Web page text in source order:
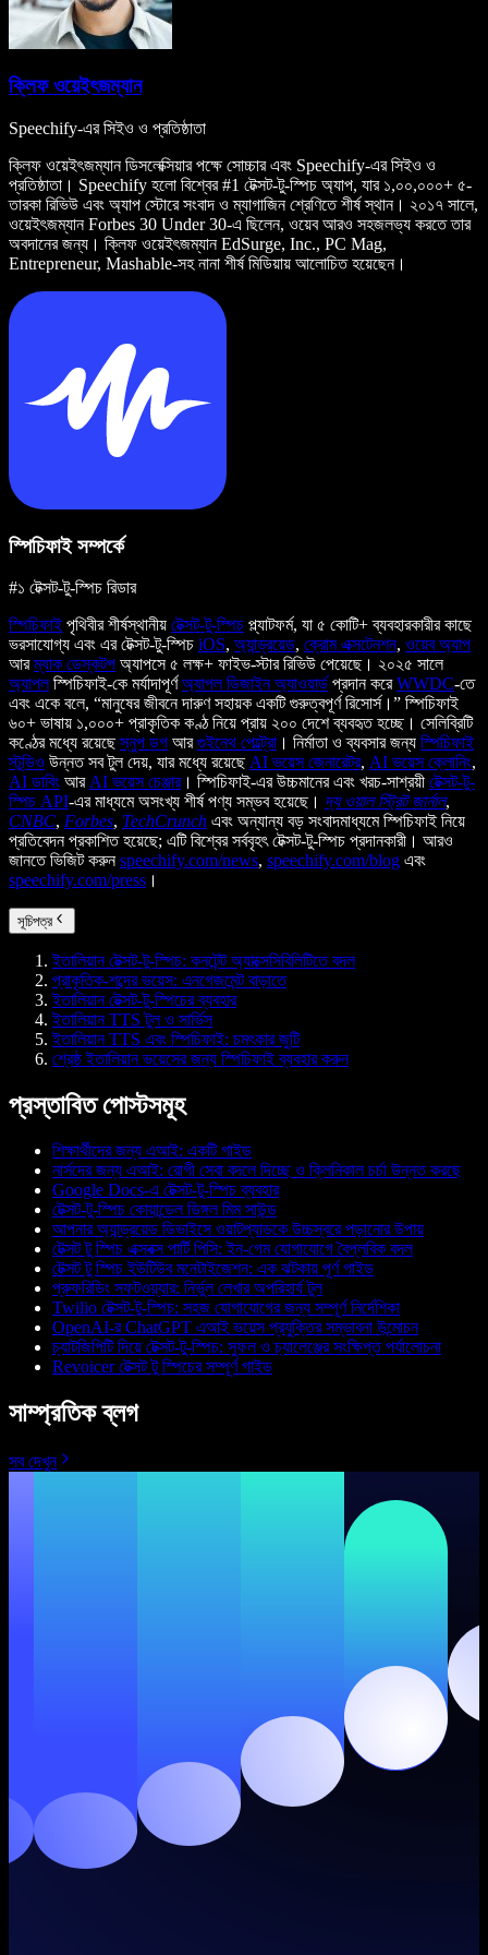
ক্লিফ ওয়েইৎজম্যান
Speechify-এর সিইও ও প্রতিষ্ঠাতা
ক্লিফ ওয়েইৎজম্যান ডিসলেক্সিয়ার পক্ষে সোচ্চার এবং Speechify-এর সিইও ও
প্রতিষ্ঠাতা। Speechify হলো বিশ্বের #1 টেক্সট-টু-স্পিচ অ্যাপ, যার ১,০০,০০০+ ৫-
তারকা রিভিউ এবং অ্যাপ স্টোরে সংবাদ ও ম্যাগাজিন শ্রেণিতে শীর্ষ স্থান। ২০১৭ সালে,
ওয়েইৎজম্যান Forbes 30 Under 30-এ ছিলেন, ওয়েব আরও সহজলভ্য করতে তার
অবদানের জন্য। ক্লিফ ওয়েইৎজম্যান EdSurge, Inc., PC Mag,
Entrepreneur, Mashable-সহ নানা শীর্ষ মিডিয়ায় আলোচিত হয়েছেন।
স্পিচিফাই সম্পর্কে
#১ টেক্সট-টু-স্পিচ রিডার
স্পিচিফাই পৃথিবীর শীর্ষস্থানীয় টেক্সট-টু-স্পিচ প্ল্যাটফর্ম, যা ৫ কোটি+ ব্যবহারকারীর কাছে
ভরসাযোগ্য এবং এর টেক্সট-টু-স্পিচ iOS, অ্যান্ড্রয়েড, ক্রোম এক্সটেনশন, ওয়েব অ্যাপ
আরম্যাক ডেস্কটপ অ্যাপসে ৫ লক্ষ+ ফাইভ-স্টার রিভিউ পেয়েছে। ২০২৫ সালে
অ্যাপলস্পিচিফাই-কে মর্যাদাপূর্ণঅ্যাপল ডিজাইন অ্যাওয়ার্ড প্রদান করেWWDC-তে
এবং একে বলে, “মানুষের জীবনে দারুণ সহায়ক একটি গুরুত্বপূর্ণ রিসোর্স।” স্পিচিফাই
৬০+ ভাষায় ১,০০০+ প্রাকৃতিক কণ্ঠ নিয়ে প্রায় ২০০ দেশে ব্যবহৃত হচ্ছে। সেলিব্রিটি
কণ্ঠের মধ্যে রয়েছেস্নুপ ডগ আরগুইনেথ পেল্ট্রো । নির্মাতা ও ব্যবসার জন্য স্পিচিফাই
স্টুডিও উন্নত সব টুল দেয়, যার মধ্যে রয়েছে AI ভয়েস জেনারেটর, AI ভয়েস ক্লোনিং,
AI ডাবিং আর AI ভয়েস চেঞ্জার। স্পিচিফাই-এর উচ্চমানের এবং খরচ-সাশ্রয়ী টেক্সট-টু-
স্পিচ API-এর মাধ্যমে অসংখ্য শীর্ষ পণ্য সম্ভব হয়েছে। দ্য ওয়াল স্ট্রিট জার্নাল,
CNBC, Forbes, TechCrunch এবং অন্যান্য বড় সংবাদমাধ্যমে স্পিচিফাই নিয়ে
প্রতিবেদন প্রকাশিত হয়েছে; এটি বিশ্বের সর্ববৃহৎ টেক্সট-টু-স্পিচ প্রদানকারী। আরও
জানতে ভিজিট করুনspeechify.com/news, speechify.com/blog এবং
speechify.com/press ।
সূচিপত্র
ইতালিয়ান টেক্সট-টু-স্পিচ: কনটেন্ট অ্যাক্সেসিবিলিটিতে বদল
প্রাকৃতিক-শব্দের ভয়েস: এনগেজমেন্ট বাড়াতে
ইতালিয়ান টেক্সট-টু-স্পিচের ব্যবহার
ইতালিয়ান TTS টুল ও সার্ভিস
ইতালিয়ান TTS এবং স্পিচিফাই: চমৎকার জুটি
শ্রেষ্ঠ ইতালিয়ান ভয়েসের জন্য স্পিচিফাই ব্যবহার করুন
প্রস্তাবিত পোস্টসমূহ
শিক্ষার্থীদের জন্য এআই: একটি গাইড
নার্সদের জন্য এআই: রোগী সেবা বদলে দিচ্ছে ও ক্লিনিকাল চর্চা উন্নত করছে
Google Docs-এ টেক্সট-টু-স্পিচ ব্যবহার
টেক্সট-টু-স্পিচ কোয়ান্ডেল ডিঙ্গল মিম সাউন্ড
আপনার অ্যান্ড্রয়েড ডিভাইসে ওয়াটপ্যাডকে উচ্চস্বরে পড়ানোর উপায়
টেক্সট টু স্পিচ এক্সবক্স পার্টি পিসি: ইন-গেম যোগাযোগে বৈপ্লবিক বদল
টেক্সট টু স্পিচ ইউটিউব মনেটাইজেশন: এক ঝটকায় পূর্ণ গাইড
প্রুফরিডিং সফটওয়্যার: নির্ভুল লেখার অপরিহার্য টুল
Twilio টেক্সট-টু-স্পিচ: সহজ যোগাযোগের জন্য সম্পূর্ণ নির্দেশিকা
OpenAI-র ChatGPT এআই ভয়েস প্রযুক্তির সম্ভাবনা উন্মোচন
চ্যাটজিপিটি দিয়ে টেক্সট-টু-স্পিচ: সুফল ও চ্যালেঞ্জের সংক্ষিপ্ত পর্যালোচনা
Revoicer টেক্সট টু স্পিচের সম্পূর্ণ গাইড
সাম্প্রতিক ব্লগ
সব দেখুন